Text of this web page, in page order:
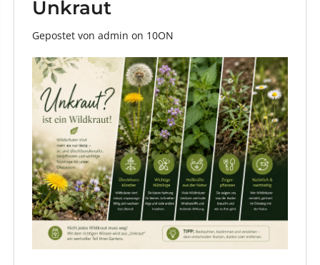
Unkraut
Gepostet von admin on 10ON